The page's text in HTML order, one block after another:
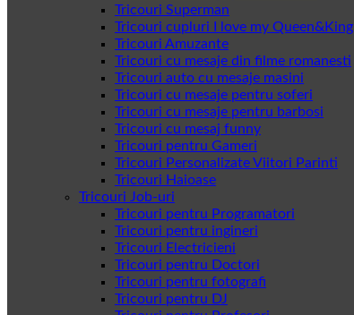
Tricouri Superman
Tricouri cupluri I love my Queen&King
Tricouri Amuzante
Tricouri cu mesaje din filme romanesti
Tricouri auto cu mesaje masini
Tricouri cu mesaje pentru soferi
Tricouri cu mesaje pentru barbosi
Tricouri cu mesaj funny
Tricouri pentru Gameri
Tricouri Personalizate Viitori Parinti
Tricouri Haioase
Tricouri Job-uri
Tricouri pentru Programatori
Tricouri pentru ingineri
Tricouri Electricieni
Tricouri pentru Doctori
Tricouri pentru fotografi
Tricouri pentru DJ